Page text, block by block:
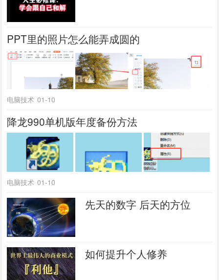
PPT里的照片怎么能弄成圆的
电脑技术 01-10
降龙990单机版年度备份方法
电脑技术 01-10
先天的数字 后天的方位
如何提升个人修养